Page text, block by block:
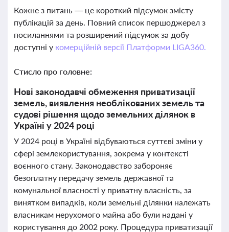
Кожне з питань — це короткий підсумок змісту
публікацій за день. Повний список першоджерел з
посиланнями та розширений підсумок за добу
доступні у комерційній версії Платформи LIGA360.
Стисло про головне:
Нові законодавчі обмеження приватизації
земель, виявлення необлікованих земель та
судові рішення щодо земельних ділянок в
Україні у 2024 році
У 2024 році в Україні відбуваються суттєві зміни у
сфері землекористування, зокрема у контексті
воєнного стану. Законодавство забороняє
безоплатну передачу земель державної та
комунальної власності у приватну власність, за
винятком випадків, коли земельні ділянки належать
власникам нерухомого майна або були надані у
користування до 2002 року. Процедура приватизації